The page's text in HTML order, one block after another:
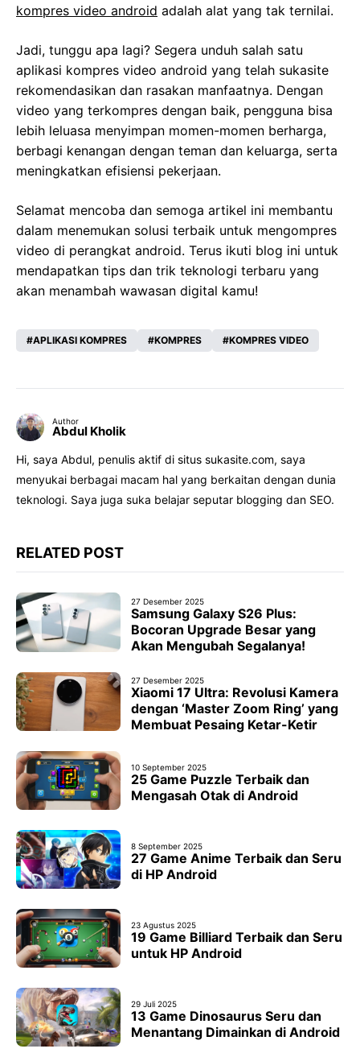
kompres video android adalah alat yang tak ternilai.
Jadi, tunggu apa lagi? Segera unduh salah satu
aplikasi kompres video android yang telah sukasite
rekomendasikan dan rasakan manfaatnya. Dengan
video yang terkompres dengan baik, pengguna bisa
lebih leluasa menyimpan momen-momen berharga,
berbagi kenangan dengan teman dan keluarga, serta
meningkatkan efisiensi pekerjaan.
Selamat mencoba dan semoga artikel ini membantu
dalam menemukan solusi terbaik untuk mengompres
video di perangkat android. Terus ikuti blog ini untuk
mendapatkan tips dan trik teknologi terbaru yang
akan menambah wawasan digital kamu!
APLIKASI KOMPRES KOMPRES KOMPRES VIDEO
Author
Abdul Kholik
Hi, saya Abdul, penulis aktif di situs sukasite.com, saya
menyukai berbagai macam hal yang berkaitan dengan dunia
teknologi. Saya juga suka belajar seputar blogging dan SEO.
RELATED POST
27 Desember 2025
Samsung Galaxy S26 Plus:
Bocoran Upgrade Besar yang
Akan Mengubah Segalanya!
27 Desember 2025
Xiaomi 17 Ultra: Revolusi Kamera
dengan ‘Master Zoom Ring’ yang
Membuat Pesaing Ketar-Ketir
10 September 2025
25 Game Puzzle Terbaik dan
Mengasah Otak di Android
8 September 2025
27 Game Anime Terbaik dan Seru
di HP Android
23 Agustus 2025
19 Game Billiard Terbaik dan Seru
untuk HP Android
29 Juli 2025
13 Game Dinosaurus Seru dan
Menantang Dimainkan di Android